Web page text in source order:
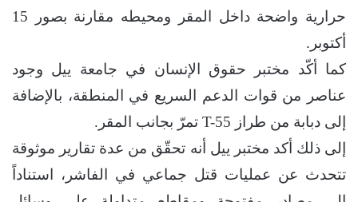
حرارية واضحة داخل المقر ومحيطه مقارنة بصور 15
أكتوبر.
كما أكّد مختبر حقوق الإنسان في جامعة ييل وجود
عناصر من قوات الدعم السريع في المنطقة، بالإضافة
إلى دبابة من طراز T-55 تمرّ بجانب المقر.
إلى ذلك أكد مختبر ييل أنه تحقّق من عدة تقارير موثوقة
تتحدث عن عمليات قتل جماعي في الفاشر، استناداً